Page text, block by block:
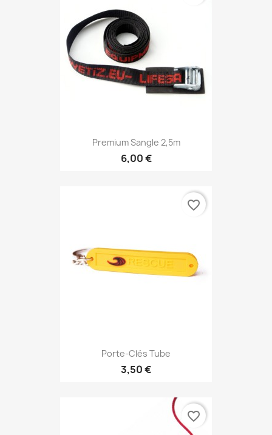
Premium Sangle 2,5m
6,00 €
Porte-Clés Tube
3,50 €
favorite_border
favorite_border